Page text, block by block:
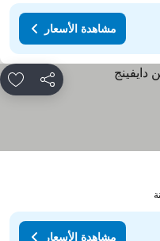
مشاهدة الأسعار
مشاركة
مشاهدة الأسعار